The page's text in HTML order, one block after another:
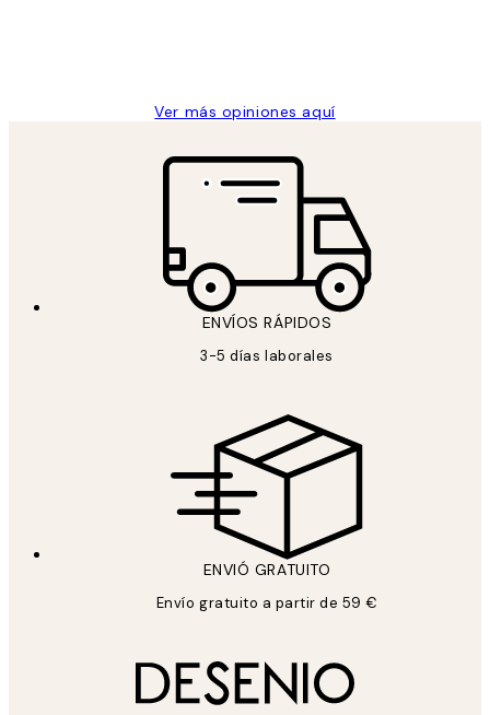
Ver más opiniones aquí
ENVÍOS RÁPIDOS
3-5 días laborales
ENVIÓ GRATUITO
Envío gratuito a partir de 59 €